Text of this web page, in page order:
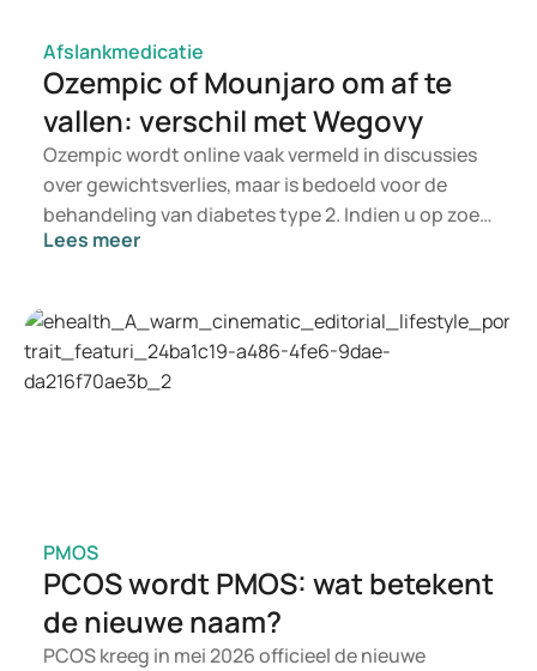
Afslankmedicatie
Ozempic of Mounjaro om af te
vallen: verschil met Wegovy
Ozempic wordt online vaak vermeld in discussies
over gewichtsverlies, maar is bedoeld voor de
behandeling van diabetes type 2. Indien u op zoek
bent naar een behandeling voor
aanmerking. Welke behandeling voor u geschikt is,
wordt door een arts beoordeeld op basis van uw
gezondheidstoestand, BMI en medicatiegebruik.
Lees meer
PMOS
PCOS wordt PMOS: wat betekent
de nieuwe naam?
PCOS kreeg in mei 2026 officieel de nieuwe